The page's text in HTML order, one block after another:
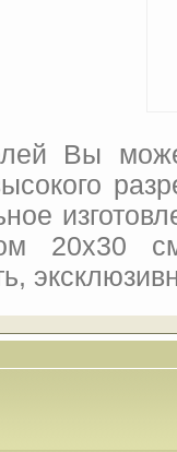
Вы
20x30